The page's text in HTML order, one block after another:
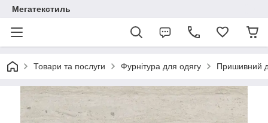
Мегатекстиль
Товари та послуги Фурнітура для одягу Пришивний